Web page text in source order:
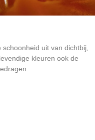
uit van dichtbij,
kleuren ook de